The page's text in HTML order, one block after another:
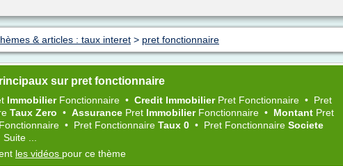
& articles : taux interet > pret fonctionnaire
sur pret fonctionnaire
Immobilier Fonctionnaire • Credit Immobilier Pret Fonctionnaire • Pret
Taux Zero • Assurance Pret Immobilier Fonctionnaire • Montant Pret
Fonctionnaire • Pret Fonctionnaire Taux 0 • Pret Fonctionnaire Societe
Suite ...
les vidéos pour ce thème